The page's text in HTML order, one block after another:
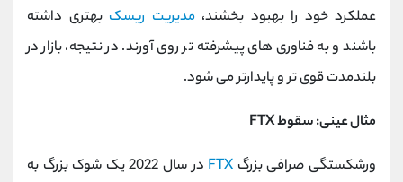
عملکرد خود را بهبود بخشند،مدیریت ریسک بهتری داشته
باشند و به فناوری‌ های پیشرفته‌ تر روی آورند. در نتیجه، بازار در
بلندمدت قوی‌ تر و پایدارتر می ‌شود.
مثال عینی: سقوط FTX
ورشکستگی صرافی بزرگ FTX
در سال 2022 یک شوک بزرگ به